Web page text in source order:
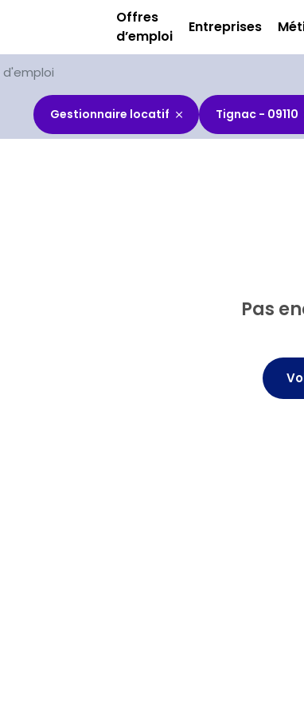
Offres
d’emploi
Entreprises
d'emploi
Gestionnaire locatif Tignac - 09110
Pas